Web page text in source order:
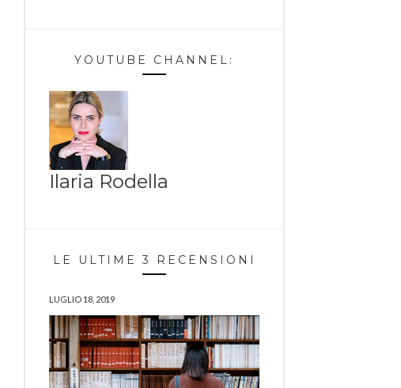
YOUTUBE CHANNEL:
Ilaria Rodella
LE ULTIME 3 RECENSIONI
LUGLIO 18, 2019